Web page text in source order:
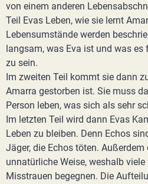
von einem anderen
Teil Evas Leben, wie sie lernt
Lebensumstände werden
langsam, was Eva ist und was es
zu sein.
Im zweiten Teil kommt sie dann
Amarra gestorben ist. Sie muss
Person leben, was sich als sehr
Im letzten Teil wird dann Evas
Leben zu bleiben. Denn Echos
Jäger, die Echos töten.
unnatürliche Weise, weshalb
Misstrauen begegnen. Die